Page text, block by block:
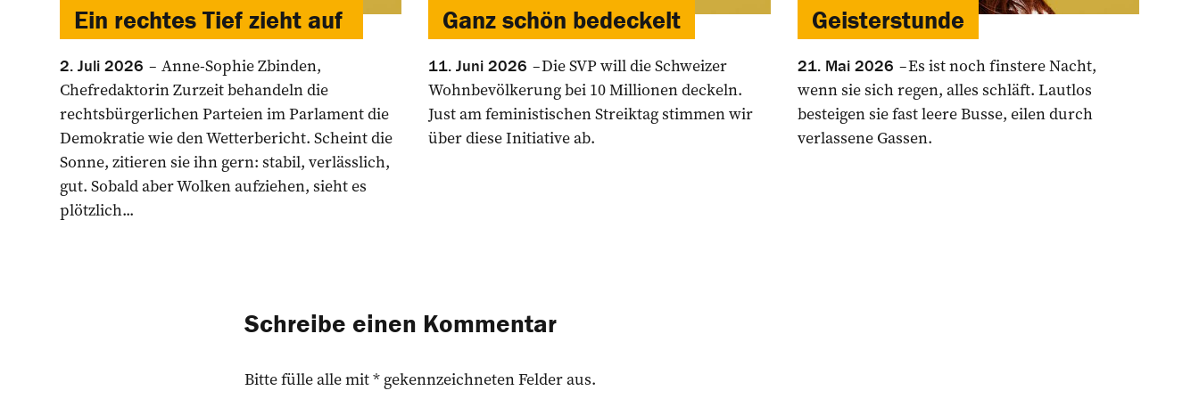
Ein rechtes Tief zieht auf
2. Juli 2026
Anne-Sophie Zbinden,
Chefredaktorin Zurzeit behandeln die
rechtsbürgerlichen ­Parteien im Parlament die
Demokratie wie den Wetterbericht. Scheint die
Sonne, zitieren sie ihn gern: stabil, verlässlich,
gut. Sobald aber Wolken aufziehen, sieht es
plötzlich...
Ganz schön ­bedeckelt
11. Juni 2026
Die SVP will die Schweizer
Wohnbevölkerung bei 10 Millionen deckeln.
Just am feministischen Streiktag stimmen wir
über diese Initiative ab.
Geisterstunde
21. Mai 2026
Es ist noch finstere Nacht,
wenn sie sich regen, alles schläft. Lautlos
besteigen sie fast leere Busse, eilen durch
verlassene Gassen.
Schreibe einen Kommentar
Bitte fülle alle mit * gekennzeichneten Felder aus.